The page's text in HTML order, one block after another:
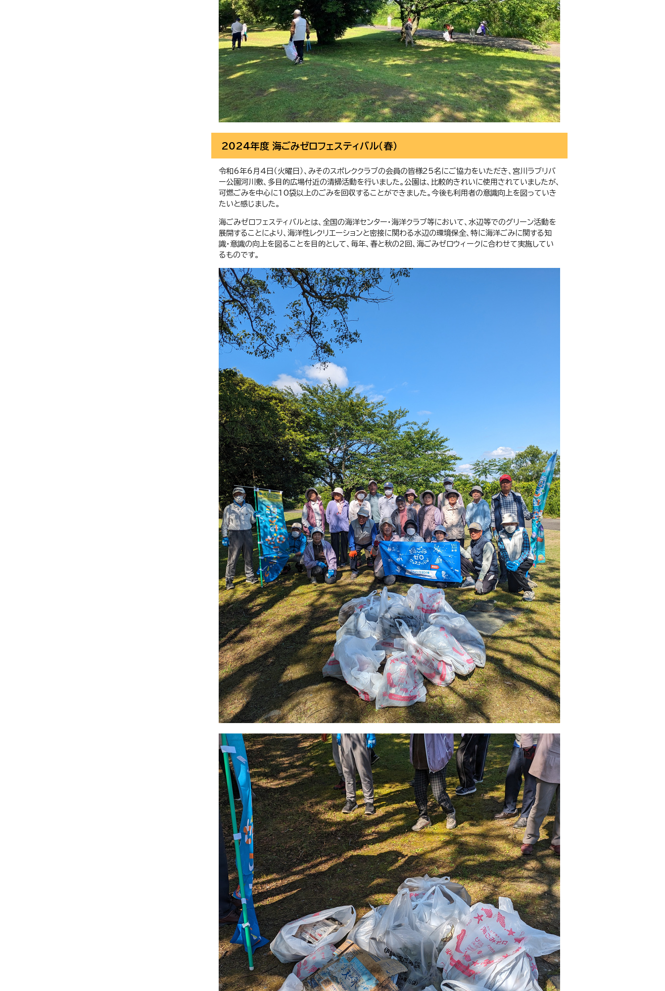
2024年度 海ごみゼロフェスティバル（春）
令和6年6月4日（火曜日）、みそのスポレククラブの会員の皆様25名にご協力をいただき、宮川ラブリバ
ー公園河川敷、多目的広場付近の清掃活動を行いました。公園は、比較的きれいに使用されていましたが、
可燃ごみを中心に10袋以上のごみを回収することができました。今後も利用者の意識向上を図っていき
たいと感じました。
海ごみゼロフェスティバルとは、全国の海洋センター・海洋クラブ等において、水辺等でのグリーン活動を
展開することにより、海洋性レクリエーションと密接に関わる水辺の環境保全、特に海洋ごみに関する知
識・意識の向上を図ることを目的として、毎年、春と秋の2回、海ごみゼロウィークに合わせて実施してい
るものです。